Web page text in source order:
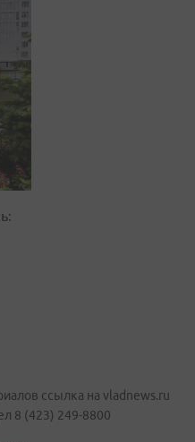
ссылка на vladnews.ru
8 (423) 249-8800